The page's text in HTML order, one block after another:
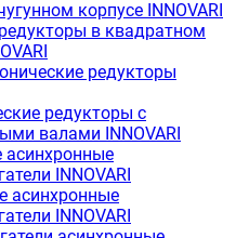
корпусе INNOVARI
в квадратном
редукторы
редукторы с
валами INNOVARI
асинхронные
INNOVARI
асинхронные
INNOVARI